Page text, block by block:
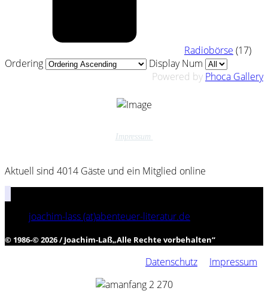
Radiobörse (17)
Ordering
Display Num
Powered by Phoca Gallery
Impressum
Aktuell sind 4014 Gäste und ein Mitglied online
joachim-lass (at)abenteuer-literatur.de
© 1986-© 2026 / Joachim-Laß„Alle Rechte vorbehalten“
Datenschutz Impressum